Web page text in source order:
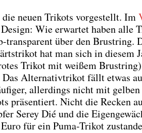
neu­en Tri­kots vor­ge­stellt. Im
Wie erwar­tet haben
trans­pa­rent über den
hat man sich in die­sem
Tri­kot mit wei­ßem
Alter­na­tiv­tri­kot fällt etwas
aller­dings nicht mit
prä­sen­tiert. Nicht die Recken
Serey Dié und die
für ein Puma-Tri­kot